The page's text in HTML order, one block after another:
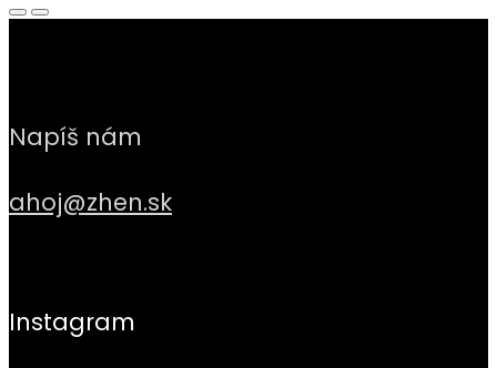
Napíš nám
ahoj@zhen.sk
Instagram